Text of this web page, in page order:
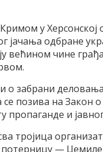
у Херсонској
одбране
већином чине
о забрани
позива на Закон
пропаганде и
тројица
потерницу —